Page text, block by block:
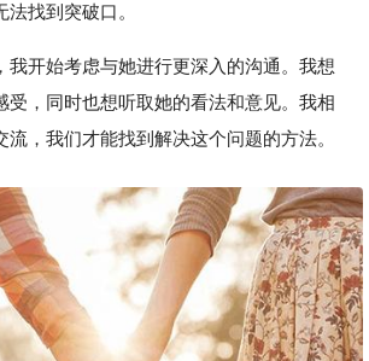
找到突破口。
我开始考虑与她进行更深入的沟通。我想
受，同时也想听取她的看法和意见。我相
，我们才能找到解决这个问题的方法。